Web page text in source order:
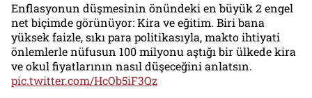
Enflasyonun düşmesinin önündeki en büyük 2 engel
net biçimde görünüyor: Kira ve eğitim. Biri bana
yüksek faizle, sıkı para politikasıyla, makto ihtiyati
önlemlerle nüfusun 100 milyonu aştığı bir ülkede kira
ve okul fiyatlarının nasıl düşeceğini anlatsın.
pic.twitter.com/HcOb5iF3Qz